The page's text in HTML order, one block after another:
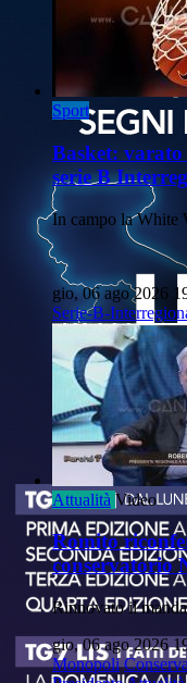
Sport
Basket:
serie B
In campo la White
gio, 06 ago 2026
Serie-B-
Attualità Video
Romito
conservatorio
Rinnovato il
gio, 06 ago 2026
Monopoli